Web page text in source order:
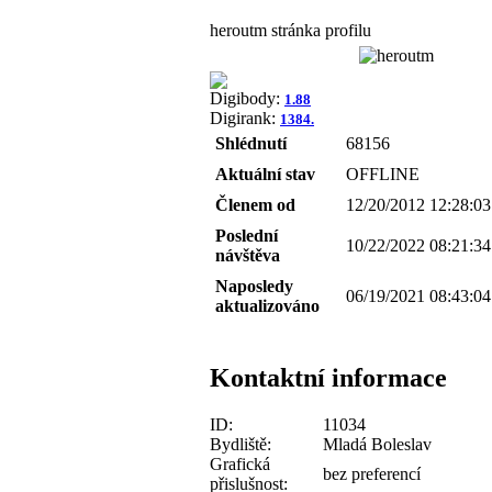
heroutm stránka profilu
Digibody: 1.88
Digirank: 1384.
Shlédnutí
68156
Aktuální stav
OFFLINE
Členem od
12/20/2012 12:28:03
Poslední
návštěva
10/22/2022 08:21:34
Naposledy
aktualizováno
06/19/2021 08:43:04
Kontaktní informace
ID:
11034
Bydliště:
Mladá Boleslav
Grafická
přislušnost:
bez preferencí